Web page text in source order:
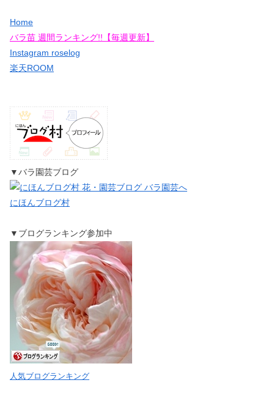
Home
バラ苗 週間ランキング!!【毎週更新】
Instagram roselog
楽天ROOM
▼バラ園芸ブログ
にほんブログ村
▼ブログランキング参加中
人気ブログランキング